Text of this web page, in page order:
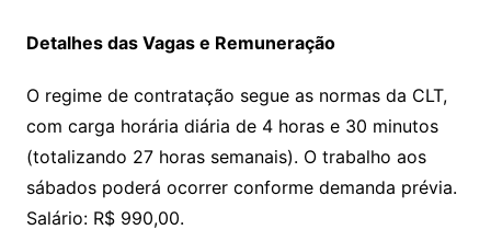
Detalhes das Vagas e Remuneração
O regime de contratação segue as normas da CLT,
com carga horária diária de 4 horas e 30 minutos
(totalizando 27 horas semanais). O trabalho aos
sábados poderá ocorrer conforme demanda prévia.
Salário: R$ 990,00.